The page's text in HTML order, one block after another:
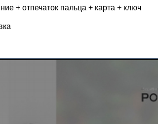
+ отпечаток пальца + карта + ключ